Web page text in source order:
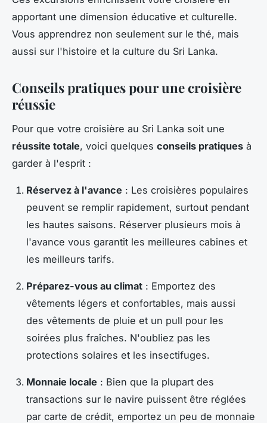
apportant une dimension éducative et culturelle.
Vous apprendrez non seulement sur le thé, mais
aussi sur l'histoire et la culture du Sri Lanka.
Conseils pratiques pour une croisière
réussie
Pour que votre croisière au Sri Lanka soit une
réussite totale, voici quelques conseils pratiques à
garder à l'esprit :
Réservez à l'avance : Les croisières populaires
peuvent se remplir rapidement, surtout pendant
les hautes saisons. Réserver plusieurs mois à
l'avance vous garantit les meilleures cabines et
les meilleurs tarifs.
Préparez-vous au climat : Emportez des
vêtements légers et confortables, mais aussi
des vêtements de pluie et un pull pour les
soirées plus fraîches. N'oubliez pas les
protections solaires et les insectifuges.
Monnaie locale : Bien que la plupart des
transactions sur le navire puissent être réglées
par carte de crédit, emportez un peu de monnaie